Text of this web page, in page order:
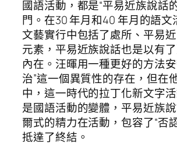
國語活動，都是“平易近族說話
門。在30 年月和40 年月的語文
文藝實行中包括了處所、平易
元素，平易近族說話也是以有
內在。汪暉用一種更好的方法
治”這一個異質性的存在，但在
中，這一時代的拉丁化新文字
是國語活動的變體，平易近族
爾式的精力在活動，包容了“否
抵達了終結。